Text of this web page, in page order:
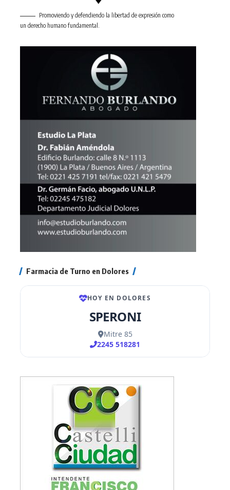
Promoviendo y defendiendo la libertad de expresión como
un derecho humano fundamental.
Farmacia de Turno en Dolores